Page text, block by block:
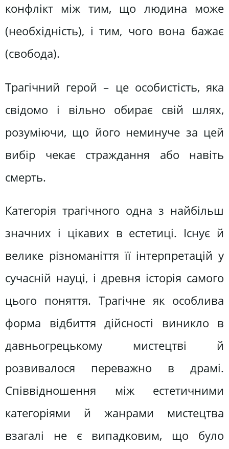
конфлікт між тим, що людина може
(необхідність), і тим, чого вона бажає
(свобода).
Трагічний герой – це особистість, яка
свідомо і вільно обирає свій шлях,
розуміючи, що його неминуче за цей
вибір чекає страждання або навіть
смерть.
Категорія трагічного одна з найбільш
значних і цікавих в естетиці. Існує й
велике різноманіття її інтерпретацій у
сучасній науці, і древня історія самого
цього поняття. Трагічне як особлива
форма відбиття дійсності виникло в
давньогрецькому мистецтві й
розвивалося переважно в драмі.
Співвідношення між естетичними
категоріями й жанрами мистецтва
взагалі не є випадковим, що було